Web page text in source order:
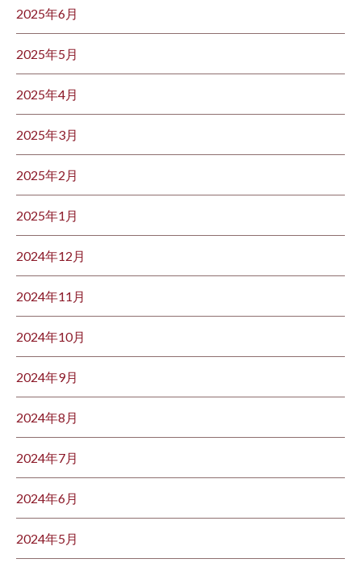
2025年6月
2025年5月
2025年4月
2025年3月
2025年2月
2025年1月
2024年12月
2024年11月
2024年10月
2024年9月
2024年8月
2024年7月
2024年6月
2024年5月